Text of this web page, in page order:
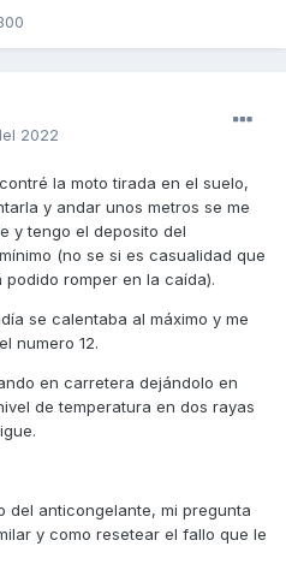
2022
la moto tirada en el suelo,
y andar unos metros se me
y tengo el deposito del
(no se si es casualidad que
romper en la caída).
se calentaba al máximo y me
numero 12.
en carretera dejándolo en
de temperatura en dos rayas
del anticongelante, mi pregunta
y como resetear el fallo que le